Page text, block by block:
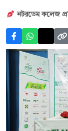
নটরডেম কলেজ